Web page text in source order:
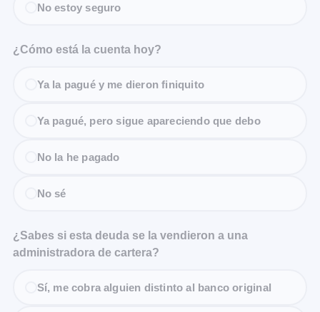
No estoy seguro
¿Cómo está la cuenta hoy?
Ya la pagué y me dieron finiquito
Ya pagué, pero sigue apareciendo que debo
No la he pagado
No sé
¿Sabes si esta deuda se la vendieron a una
administradora de cartera?
Sí, me cobra alguien distinto al banco original